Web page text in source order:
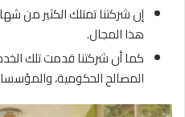
إن شركتنا تمتلك الكثير من
هذا المجال.
كما أن شركتنا قدمت تلك
المصالح الحكومية،